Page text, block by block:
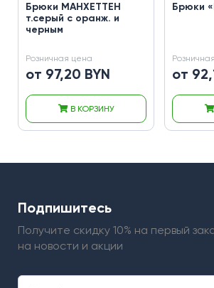
Брюки МАНХЕТТЕН
т.серый с оранж. и
черным
Розничная цена
от 97,20 BYN
В КОРЗИНУ
Брюки
от
Подпишитесь
Получите скидку 10% на первый
на новости и акции